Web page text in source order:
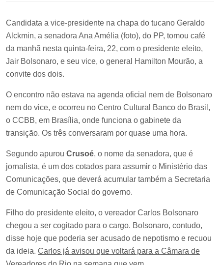
Candidata a vice-presidente na chapa do tucano Geraldo
Alckmin, a senadora Ana Amélia (foto), do PP, tomou café
da manhã nesta quinta-feira, 22, com o presidente eleito,
Jair Bolsonaro, e seu vice, o general Hamilton Mourão, a
convite dos dois.
O encontro não estava na agenda oficial nem de Bolsonaro
nem do vice, e ocorreu no Centro Cultural Banco do Brasil,
o CCBB, em Brasília, onde funciona o gabinete da
transição. Os três conversaram por quase uma hora.
Segundo apurou Crusoé, o nome da senadora, que é
jornalista, é um dos cotados para assumir o Ministério das
Comunicações, que deverá acumular também a Secretaria
de Comunicação Social do governo.
Filho do presidente eleito, o vereador Carlos Bolsonaro
chegou a ser cogitado para o cargo. Bolsonaro, contudo,
disse hoje que poderia ser acusado de nepotismo e recuou
da ideia. Carlos já avisou que voltará para a Câmara de